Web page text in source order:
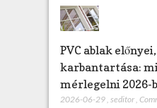
PVC ablak
karbantartása:
mérlegelni 2026-
2026-06-29, seditor,